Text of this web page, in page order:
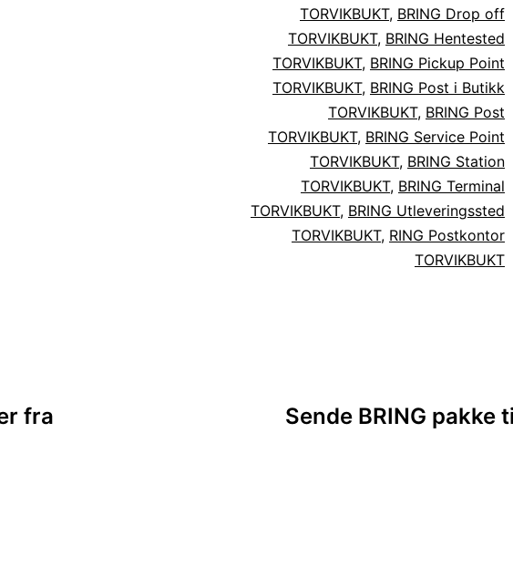
TORVIKBUKT, BRING Drop off
TORVIKBUKT, BRING Hentested
TORVIKBUKT, BRING Pickup Point
TORVIKBUKT, BRING Post i Butikk
TORVIKBUKT, BRING Post
TORVIKBUKT, BRING Service Point
TORVIKBUKT, BRING Station
TORVIKBUKT, BRING Terminal
TORVIKBUKT, BRING Utleveringssted
TORVIKBUKT, RING Postkontor
TORVIKBUKT
fra
Sende BRING pakke